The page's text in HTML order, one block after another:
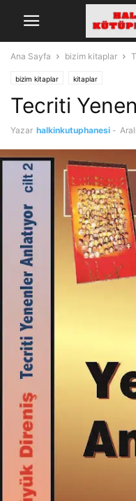
Ana Sayfa bizim kitaplar
bizim kitaplar kitaplar
Tecriti
Yazar halkinkutuphanesi -